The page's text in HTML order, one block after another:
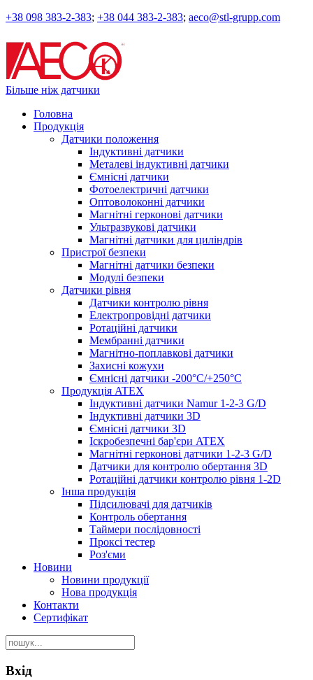
+38 098 383-2-383; +38 044 383-2-383; aeco@stl-grupp.com
Більше ніж датчики
Головна
Продукція
Датчики положення
Індуктивні датчики
Металеві індуктивні датчики
Ємнісні датчики
Фотоелектричні датчики
Оптоволоконні датчики
Магнітні герконові датчики
Ультразвукові датчики
Магнітні датчики для циліндрів
Пристрої безпеки
Магнітні датчики безпеки
Модулі безпеки
Датчики рівня
Датчики контролю рівня
Електропровідні датчики
Ротаційні датчики
Мембранні датчики
Магнітно-поплавкові датчики
Захисні кожухи
Ємнісні датчики -200°C/+250°C
Продукція ATEX
Індуктивні датчики Namur 1-2-3 G/D
Індуктивні датчики 3D
Ємнісні датчики 3D
Іскробезпечні бар'єри ATEX
Магнітні герконові датчики 1-2-3 G/D
Датчики для контролю обертання 3D
Ротаційні датчики контролю рівня 1-2D
Інша продукція
Підсилювачі для датчиків
Контроль обертання
Таймери послідовності
Проксі тестер
Роз'єми
Новини
Новини продукції
Нова продукція
Контакти
Сертифікат
Вхід